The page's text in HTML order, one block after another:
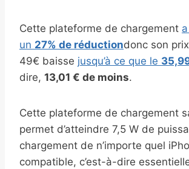
Cette plateforme de chargement
un 27% de réductiondonc son
49€ baisse jusqu’à ce que le
dire, 13,01 € de moins.
Cette plateforme de chargement
permet d’atteindre 7,5 W de
chargement de n’importe quel
compatible, c’est-à-dire